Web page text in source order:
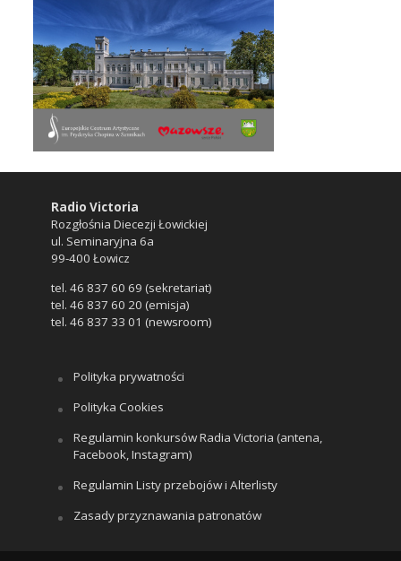
Radio Victoria
Rozgłośnia Diecezji Łowickiej
ul. Seminaryjna 6a
99-400 Łowicz
tel. 46 837 60 69 (sekretariat)
tel. 46 837 60 20 (emisja)
tel. 46 837 33 01 (newsroom)
Polityka prywatności
Polityka Cookies
Regulamin konkursów Radia Victoria (antena,
Facebook, Instagram)
Regulamin Listy przebojów i Alterlisty
Zasady przyznawania patronatów